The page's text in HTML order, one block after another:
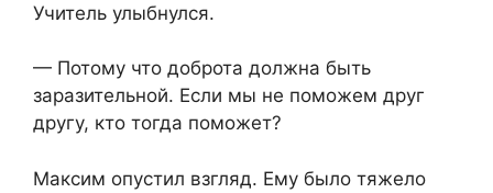
Учитель улыбнулся.
— Потому что доброта должна быть
заразительной. Если мы не поможем друг
другу, кто тогда поможет?
Максим опустил взгляд. Ему было тяжело